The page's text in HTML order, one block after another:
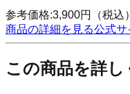
参考価格:3,900円
（税込）
商品の詳細を見る公式サ
この商品を詳